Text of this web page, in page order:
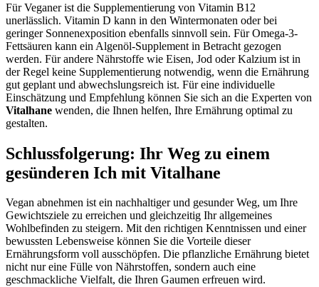
Für Veganer ist die Supplementierung von Vitamin B12
unerlässlich. Vitamin D kann in den Wintermonaten oder bei
geringer Sonnenexposition ebenfalls sinnvoll sein. Für Omega-3-
Fettsäuren kann ein Algenöl-Supplement in Betracht gezogen
werden. Für andere Nährstoffe wie Eisen, Jod oder Kalzium ist in
der Regel keine Supplementierung notwendig, wenn die Ernährung
gut geplant und abwechslungsreich ist. Für eine individuelle
Einschätzung und Empfehlung können Sie sich an die Experten von
Vitalhane wenden, die Ihnen helfen, Ihre Ernährung optimal zu
gestalten.
Schlussfolgerung: Ihr Weg zu einem
gesünderen Ich mit Vitalhane
Vegan abnehmen ist ein nachhaltiger und gesunder Weg, um Ihre
Gewichtsziele zu erreichen und gleichzeitig Ihr allgemeines
Wohlbefinden zu steigern. Mit den richtigen Kenntnissen und einer
bewussten Lebensweise können Sie die Vorteile dieser
Ernährungsform voll ausschöpfen. Die pflanzliche Ernährung bietet
nicht nur eine Fülle von Nährstoffen, sondern auch eine
geschmackliche Vielfalt, die Ihren Gaumen erfreuen wird.